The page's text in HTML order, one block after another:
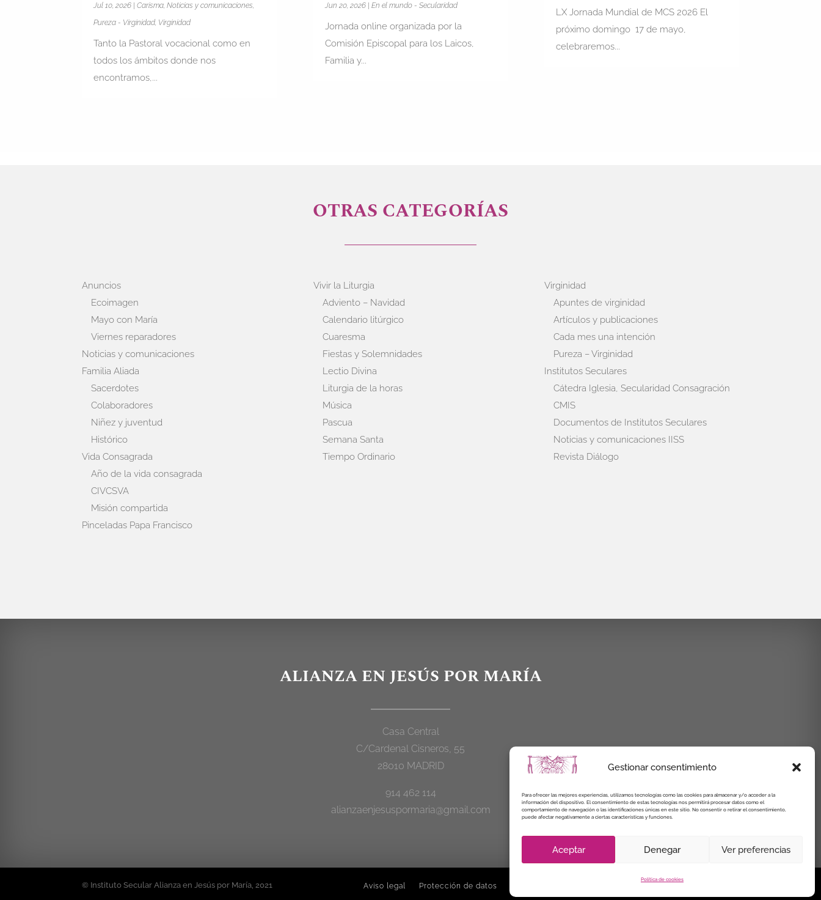
Gestionar consentimiento
Para ofrecer las mejores experiencias, utilizamos tecnologías como las cookies para almacenar y/o acceder a la
información del dispositivo. El consentimiento de estas tecnologías nos permitirá procesar datos como el
comportamiento de navegación o las identificaciones únicas en este sitio. No consentir o retirar el consentimiento,
puede afectar negativamente a ciertas características y funciones.
Aceptar Denegar Ver preferencias
Política de cookies
Jul 10, 2026 |Carisma ,Noticias y comunicaciones
Pureza - Virginidad Virginidad
Tanto la Pastoral vocacional como en
todos los ámbitos donde nos
encontramos,...
Jun 20, 2026| En el mundo - Secularidad
Jornada online organizada por la
Comisión Episcopal para los Laicos,
Familia y...
LX Jornada Mundial de MCS 2026 El
próximo domingo 17 de mayo,
celebraremos...
OTRAS CATEGORÍAS
Anuncios
Ecoimagen
Mayo con María
Viernes reparadores
Noticias y comunicaciones
Familia Aliada
Sacerdotes
Colaboradores
Niñez y juventud
Histórico
Vida Consagrada
Año de la vida consagrada
CIVCSVA
Misión compartida
Pinceladas Papa Francisco
Vivir la Liturgia
Adviento – Navidad
Calendario litúrgico
Cuaresma
Fiestas y Solemnidades
Lectio Divina
Liturgia de la horas
Música
Pascua
Semana Santa
Tiempo Ordinario
Virginidad
Apuntes de virginidad
Artículos y publicaciones
Cada mes una intención
Pureza – Virginidad
Institutos Seculares
Cátedra Iglesia, Secularidad Consagración
CMIS
Documentos de Institutos Seculares
Noticias y comunicaciones IISS
Revista Diálogo
ALIANZA EN JESÚS POR MARÍA
Casa Central
C/Cardenal Cisneros, 55
28010 MADRID
914 462 114
alianzaenjesuspormaria@gmail.com
© Instituto Secular Alianza en Jesús por María, 2021 Aviso legal Protección de datos